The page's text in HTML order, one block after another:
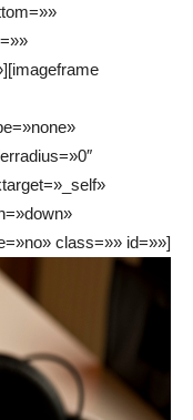
class=»» id=»»]